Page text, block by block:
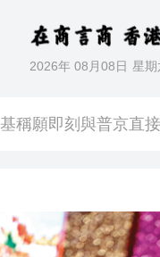
2026年 08月08日 星期
宗 全港貨尾減逾
」核心賽道，花都區
軍現階段將繼續在黎
隊斬獲全國高校商業